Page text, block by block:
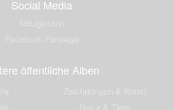
Social Media
öffentliche Alben